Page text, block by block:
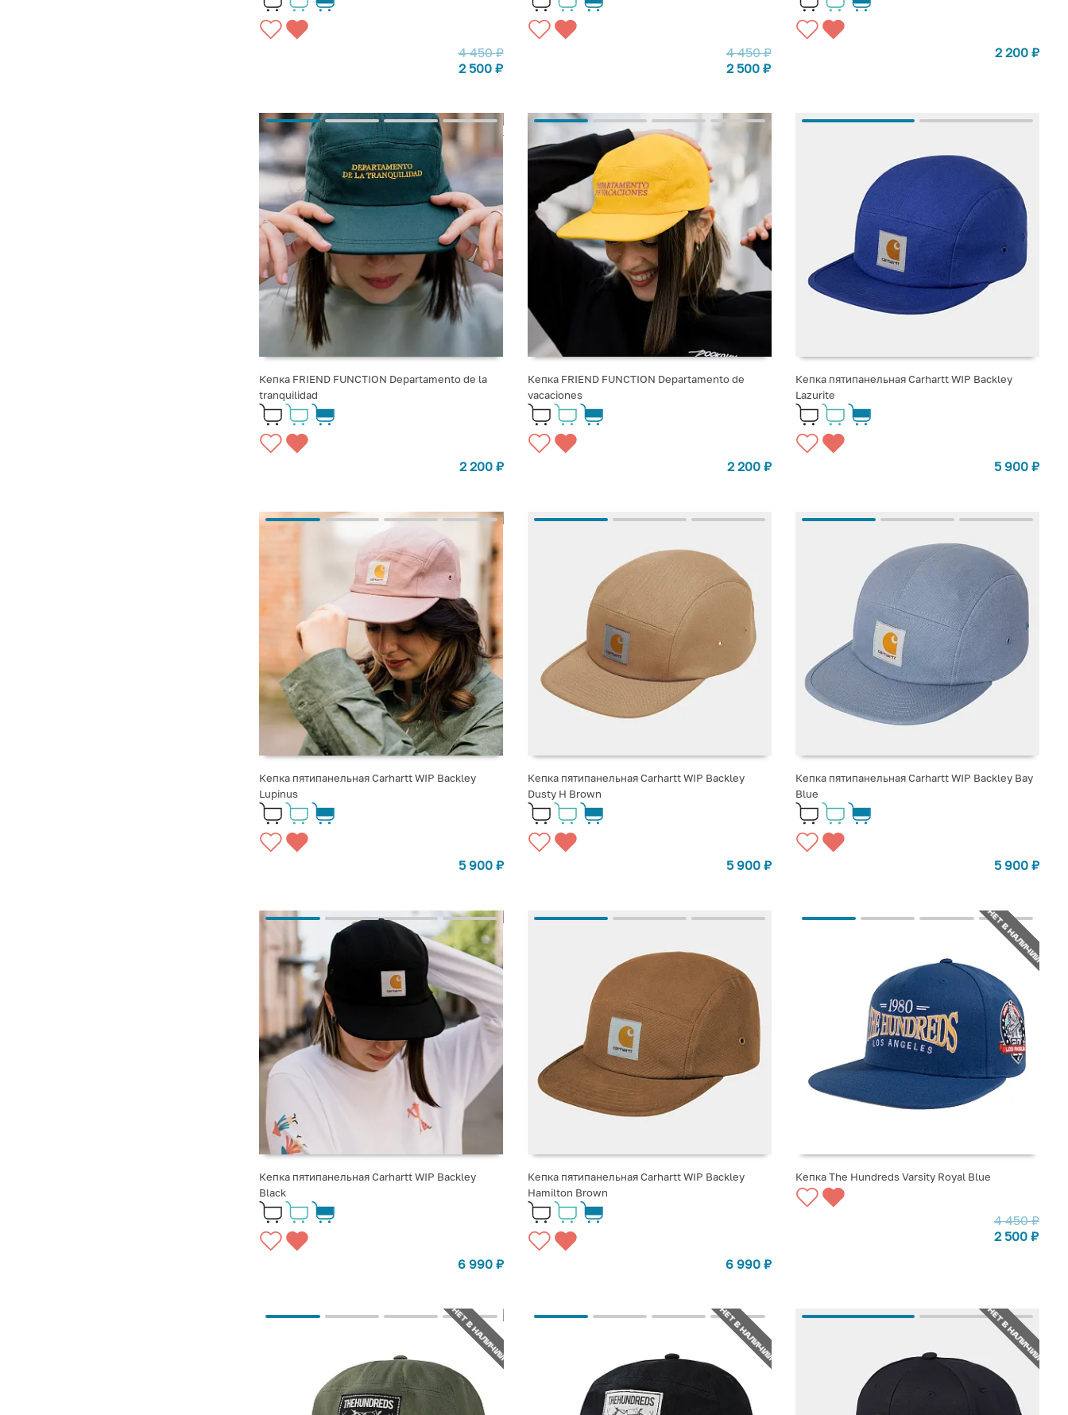
4 450₽
2 500 ₽
4 450₽
2 500 ₽
2 200 ₽
Кепка FRIEND FUNCTION Departamento de la
tranquilidad
2 200 ₽
Кепка FRIEND FUNCTION Departamento de
vacaciones
2 200 ₽
Кепка пятипанельная Carhartt WIP Backley
Lazurite
5 900 ₽
Кепка пятипанельная Carhartt WIP Backley
Lupinus
5 900 ₽
Кепка пятипанельная Carhartt WIP Backley
Dusty H Brown
5 900 ₽
Кепка пятипанельная Carhartt WIP Backley Bay
Blue
5 900 ₽
Кепка пятипанельная Carhartt WIP Backley
Black
6 990 ₽
Кепка пятипанельная Carhartt WIP Backley
Hamilton Brown
6 990 ₽
НЕТ В НАЛИЧИИ
СООБЩИТЬ О ПОСТУПЛЕНИИ
Кепка The Hundreds Varsity Royal Blue
4 450₽
2 500 ₽
НЕТ В НАЛИЧИИ НЕТ В НАЛИЧИИ НЕТ В НАЛИЧИИ